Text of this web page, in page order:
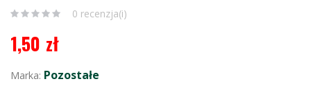
0 recenzja(i)
1,50 zł
Marka: Pozostałe